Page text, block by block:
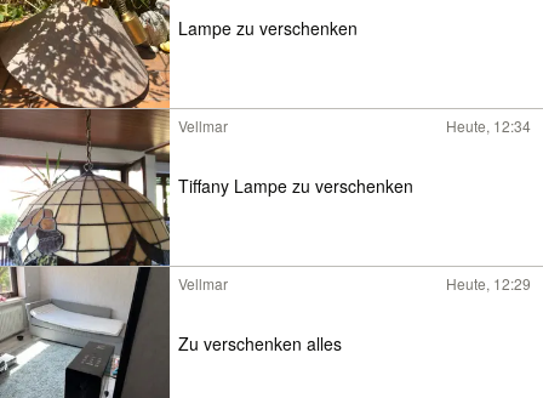
Lampe zu verschenken
Vellmar Heute, 12:34
Tiffany Lampe zu verschenken
Vellmar Heute, 12:29
Zu verschenken alles